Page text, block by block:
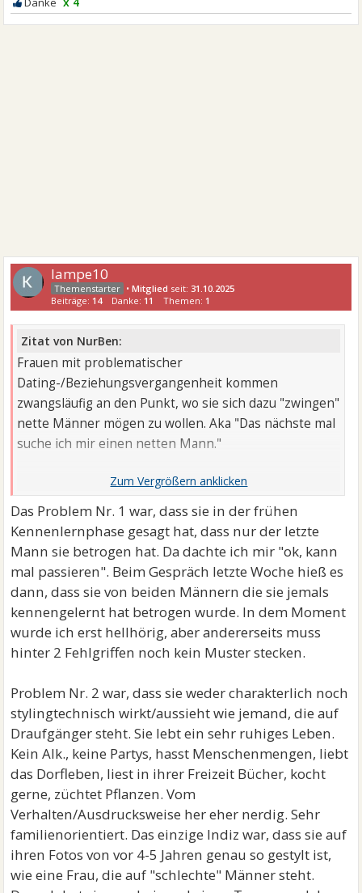
lampe10
•Mitglied seit:31.10.2025
Beiträge: 14 Danke: 11 Themen: 1
Zitat von NurBen:
Frauen mit problematischer
Dating-/Beziehungsvergangenheit kommen
zwangsläufig an den Punkt, wo sie sich dazu "zwingen"
nette Männer mögen zu wollen. Aka "Das nächste mal
suche ich mir einen netten Mann."
Also verschwendet sie deine Zeit, weil sie sich nicht
eingestehen will welche Typen sie anziehend findet.
Das Problem Nr. 1 war, dass sie in der frühen
Kennenlernphase gesagt hat, dass nur der letzte
Mann sie betrogen hat. Da dachte ich mir "ok, kann
mal passieren". Beim Gespräch letzte Woche hieß es
dann, dass sie von beiden Männern die sie jemals
kennengelernt hat betrogen wurde. In dem Moment
wurde ich erst hellhörig, aber andererseits muss
hinter 2 Fehlgriffen noch kein Muster stecken.
Problem Nr. 2 war, dass sie weder charakterlich noch
stylingtechnisch wirkt/aussieht wie jemand, die auf
Draufgänger steht. Sie lebt ein sehr ruhiges Leben.
Kein Alk., keine Partys, hasst Menschenmengen, liebt
das Dorfleben, liest in ihrer Freizeit Bücher, kocht
gerne, züchtet Pflanzen. Vom
Verhalten/Ausdrucksweise her eher nerdig. Sehr
familienorientiert. Das einzige Indiz war, dass sie auf
ihren Fotos von vor 4-5 Jahren genau so gestylt ist,
wie eine Frau, die auf "schlechte" Männer steht.